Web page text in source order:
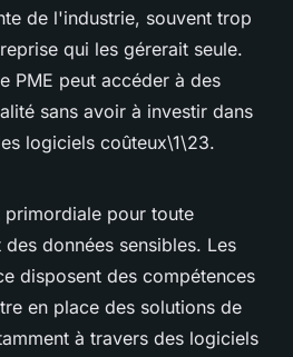
de l'industrie, souvent trop
qui les gérerait seule.
PME peut accéder à des
sans avoir à investir dans
logiciels coûteux\1\23.
primordiale pour toute
données sensibles. Les
disposent des compétences
en place des solutions de
à travers des logiciels